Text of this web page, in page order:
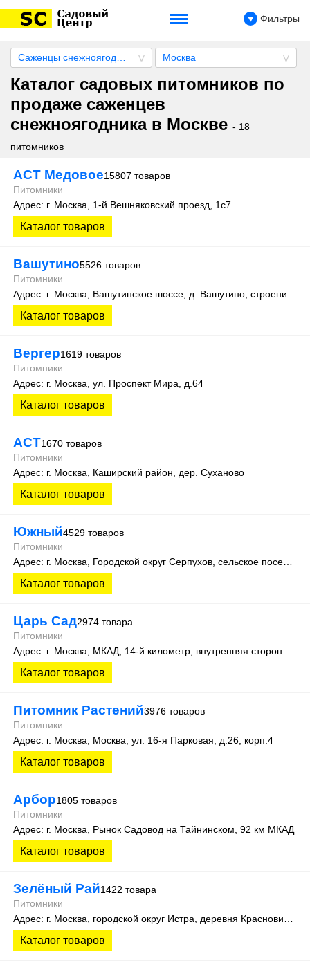
Фильтры
Москва
Каталог садовых питомников по
продаже саженцев
снежноягодника в Москве - 18
питомников
АСТ Медовое15807 товаров
Питомники
Адрес: г. Москва, 1-й Вешняковский проезд, 1с7
Каталог товаров
Вашутино5526 товаров
Питомники
Каталог товаров
Вергер1619 товаров
Питомники
Адрес: г. Москва, ул. Проспект Мира, д.64
Каталог товаров
АСТ1670 товаров
Питомники
Адрес: г. Москва, Каширский район, дер. Суханово
Каталог товаров
Южный4529 товаров
Питомники
Каталог товаров
Царь Сад2974 товара
Питомники
Каталог товаров
Питомник Растений3976 товаров
Питомники
Адрес: г. Москва, Москва, ул. 16-я Парковая, д.26, корп.4
Каталог товаров
Арбор1805 товаров
Питомники
Адрес: г. Москва, Рынок Садовод на Тайнинском, 92 км МКАД
Каталог товаров
Зелёный Рай1422 товара
Питомники
Каталог товаров